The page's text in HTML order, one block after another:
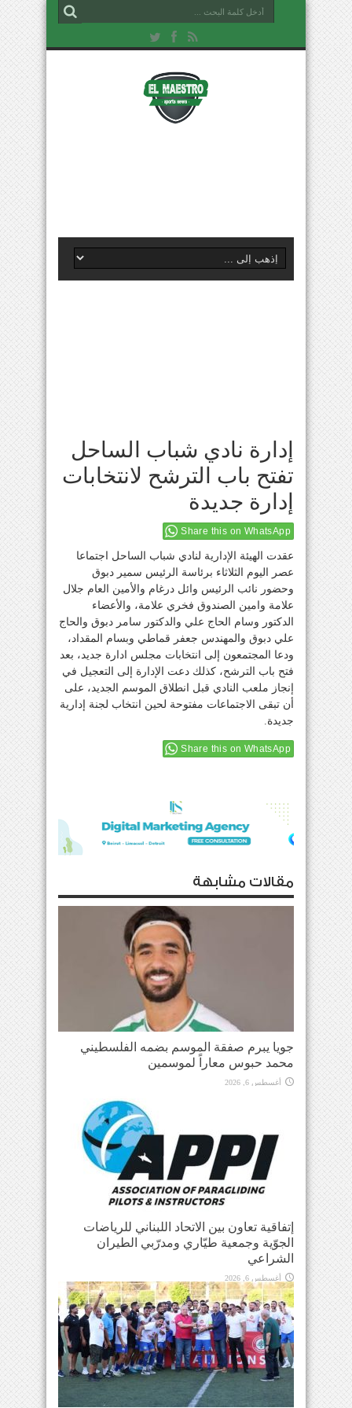
إدارة نادي شباب الساحل
تفتح باب الترشح لانتخابات
إدارة جديدة
Share this on WhatsApp
عقدت الهيئة الإدارية لنادي شباب الساحل اجتماعا
عصر اليوم الثلاثاء برئاسة الرئيس سمير دبوق
وحضور نائب الرئيس وائل درغام والأمين العام جلال
علامة وامين الصندوق فخري علامة، والأعضاء
الدكتور وسام الحاج علي والدكتور سامر دبوق والحاج
علي دبوق والمهندس جعفر قماطي وبسام المقداد،
ودعا المجتمعون إلى انتخابات مجلس ادارة جديد، بعد
فتح باب الترشح، كذلك دعت الإدارة إلى التعجيل في
إنجاز ملعب النادي قبل انطلاق الموسم الجديد، على
أن تبقى الاجتماعات مفتوحة لحين انتخاب لجنة إدارية
جديدة.
Share this on WhatsApp
مقالات مشابهة
جويا يبرم صفقة الموسم بضمه الفلسطيني
محمد حبوس معاراً لموسمين
أغسطس 6, 2026
إتفاقية تعاون بين الاتحاد اللبناني للرياضات
الجوّية وجمعية طيّاري ومدرّبي الطيران
الشراعي
أغسطس 6, 2026